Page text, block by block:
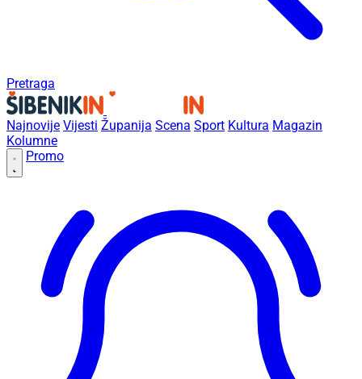
Pretraga
Najnovije Vijesti Županija Scena Sport Kultura Magazin
Kolumne
Promo